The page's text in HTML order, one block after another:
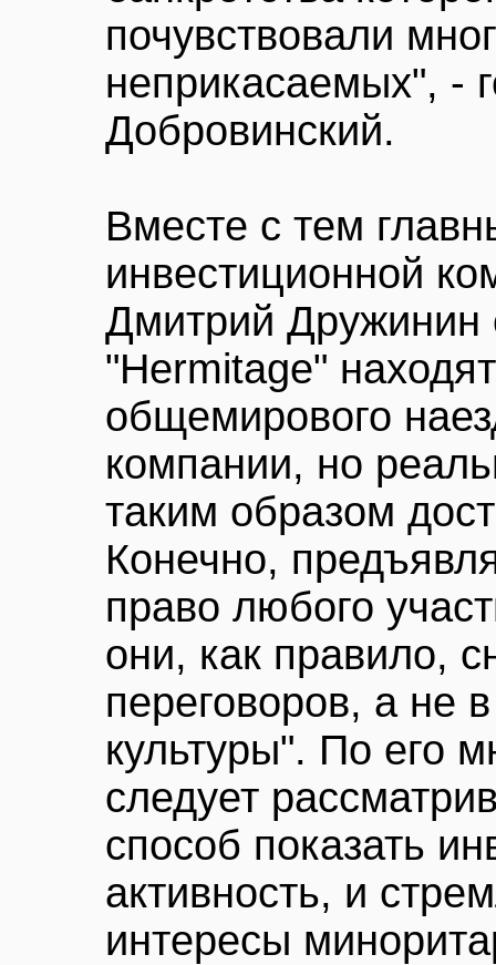
почувствовали
неприкасаемых", -
Добровинский.
Вместе с тем
инвестиционной
Дмитрий Дружинин
"Hermitage"
общемирового
компании, но
таким образом
Конечно,
право любого
они, как правило,
переговоров, а не
культуры". По его
следует
способ показать
активность, и
интересы